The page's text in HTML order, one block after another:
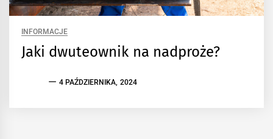
INFORMACJE
Jaki dwuteownik na nadproże?
4 PAŹDZIERNIKA, 2024